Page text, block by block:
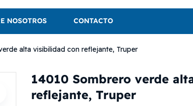
NOSOTROS CONTACTO
alta visibilidad con reflejante, Truper
14010 Sombrero verde
reflejante, Truper